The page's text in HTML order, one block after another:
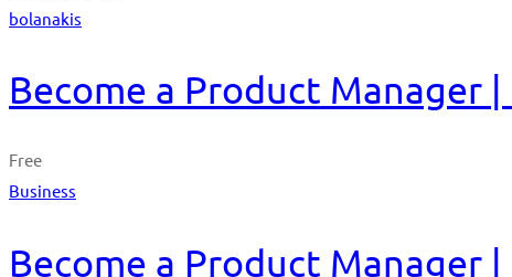
bolanakis
Become a Product Manager
Free
Business
Become a Product Manager